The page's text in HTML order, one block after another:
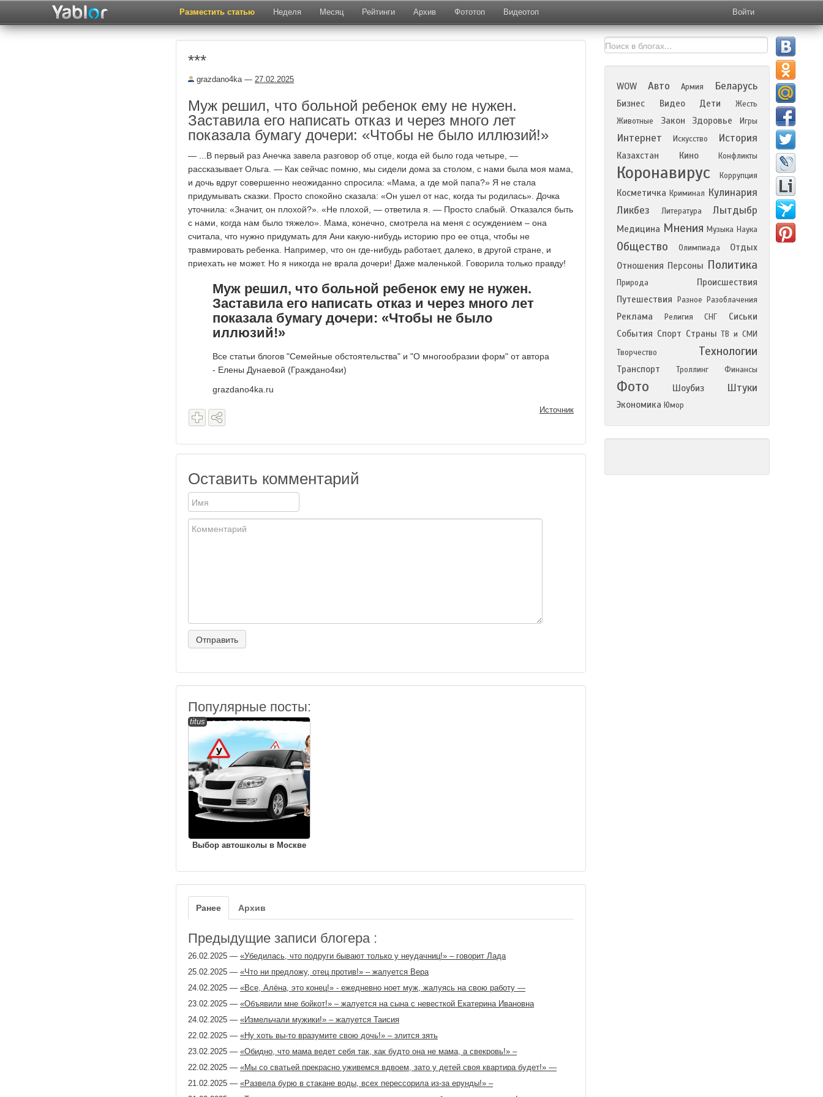
Разместить статью Неделя Месяц Рейтинги Архив Фототоп Видеотоп Войти
​***
grazdano4ka— 27.02.2025
Муж решил, что больной ребенок ему не нужен.
Заставила его написать отказ и через много лет
показала бумагу дочери: «Чтобы не было иллюзий!»
— ...В первый раз Анечка завела разговор об отце, когда ей было года четыре, —
рассказывает Ольга. — Как сейчас помню, мы сидели дома за столом, с нами была моя мама,
и дочь вдруг совершенно неожиданно спросила: «Мама, а где мой папа?» Я не стала
придумывать сказки. Просто спокойно сказала: «Он ушел от нас, когда ты родилась». Дочка
уточнила: «Значит, он плохой?». «Не плохой, — ответила я. — Просто слабый. Отказался быть
с нами, когда нам было тяжело». Мама, конечно, смотрела на меня с осуждением – она
считала, что нужно придумать для Ани какую-нибудь историю про ее отца, чтобы не
травмировать ребенка. Например, что он где-нибудь работает, далеко, в другой стране, и
приехать не может. Но я никогда не врала дочери! Даже маленькой. Говорила только правду!
Муж решил, что больной ребенок ему не нужен.
Заставила его написать отказ и через много лет
показала бумагу дочери: «Чтобы не было
иллюзий!»
Все статьи блогов "Семейные обстоятельства" и "О многообразии форм" от автора
- Елены Дунаевой (Граждано4ки)
grazdano4ka.ru
Источник
Оставить комментарий
Популярные посты:
titus
Выбор автошколы в Москве
Ранее Архив
Предыдущие записи блогера :
26.02.2025 — «Убедилась, что подруги бывают только у неудачниц!» – говорит Лада
25.02.2025 — «Что ни предложу, отец против!» – жалуется Вера
24.02.2025 — «Все, Алёна, это конец!» - ежедневно ноет муж, жалуясь на свою работу —
23.02.2025 — «Объявили мне бойкот!» – жалуется на сына с невесткой Екатерина Ивановна
24.02.2025 — «Измельчали мужики!» – жалуется Таисия
22.02.2025 — «Ну хоть вы-то вразумите свою дочь!» – злится зять
23.02.2025 — «Обидно, что мама ведет себя так, как будто она не мама, а свекровь!» –
22.02.2025 — «Мы со сватьей прекрасно уживемся вдвоем, зато у детей своя квартира будет!» —
21.02.2025 — «Развела бурю в стакане воды, всех перессорила из-за ерунды!» –
WOW Авто Армия Беларусь
Бизнес Видео Дети
Жесть
Животные
Закон Здоровье Игры
Интернет Искусство История
Казахстан Кино Конфликты
Коронавирус Коррупция
Косметичка Криминал Кулинария
Ликбез
Литература Лытдыбр
Медицина Мнения Музыка Наука
Общество Олимпиада
Отдых
Отношения Персоны Политика
Природа
Происшествия
Путешествия
Разное Разоблачения
Реклама Религия СНГ
Сиськи
События Спорт Страны ТВ и СМИ
Творчество
Технологии
Транспорт Троллинг Финансы
Фото Шоубиз Штуки
Экономика Юмор